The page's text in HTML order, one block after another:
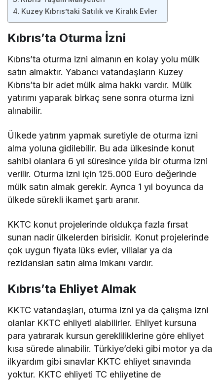
Kuzey Kıbrıs’taki Satılık ve Kiralık Evler
Kıbrıs’ta Oturma İzni
Kıbrıs’ta oturma izni almanın en kolay yolu mülk
satın almaktır. Yabancı vatandaşların Kuzey
Kıbrıs’ta bir adet mülk alma hakkı vardır. Mülk
yatırımı yaparak birkaç sene sonra oturma izni
alınabilir.
Ülkede yatırım yapmak suretiyle de oturma izni
alma yoluna gidilebilir. Bu ada ülkesinde konut
sahibi olanlara 6 yıl süresince yılda bir oturma izni
verilir. Oturma izni için 125.000 Euro değerinde
mülk satın almak gerekir. Ayrıca 1 yıl boyunca da
ülkede sürekli ikamet şartı aranır.
KKTC konut projelerinde oldukça fazla fırsat
sunan nadir ülkelerden birisidir. Konut projelerinde
çok uygun fiyata lüks evler, villalar ya da
rezidansları satın alma imkanı vardır.
Kıbrıs’ta Ehliyet Almak
KKTC vatandaşları, oturma izni ya da çalışma izni
olanlar KKTC ehliyeti alabilirler. Ehliyet kursuna
para yatırarak kursun gerekliliklerine göre ehliyet
kısa sürede alınabilir. Türkiye’deki gibi motor ya da
ilkyardım gibi sınavlar KKTC ehliyet sınavında
yoktur. KKTC ehliyeti TC ehliyetine de